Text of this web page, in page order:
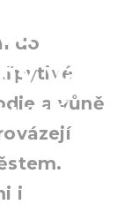
vás
do
a vůně
i